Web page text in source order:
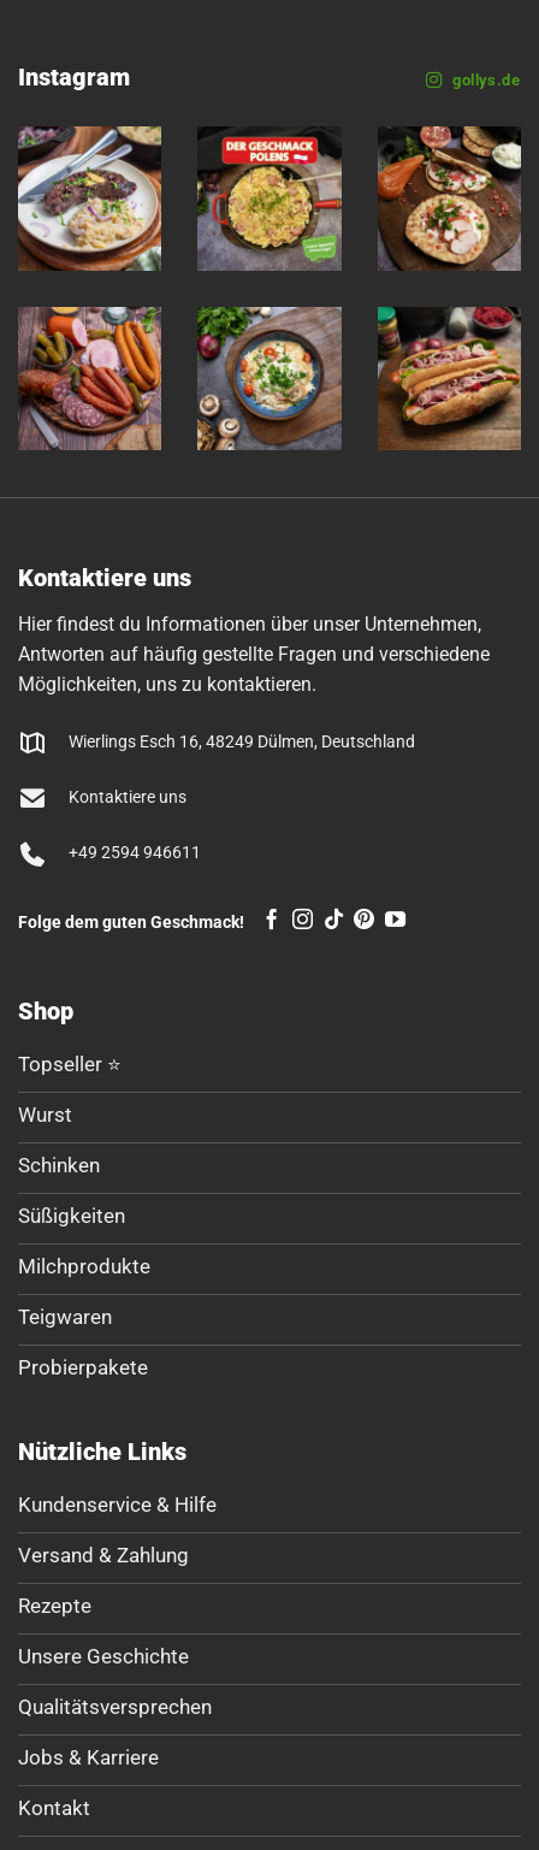
Instagram gollys.de
Kontaktiere uns
Hier findest du Informationen über unser Unternehmen,
Antworten auf häufig gestellte Fragen und verschiedene
Möglichkeiten, uns zu kontaktieren.
Wierlings Esch 16, 48249 Dülmen, Deutschland
Kontaktiere uns
+49 2594 946611
Folge dem guten Geschmack!
Shop
Topseller ⭐
Wurst
Schinken
Süßigkeiten
Milchprodukte
Teigwaren
Probierpakete
Nützliche Links
Kundenservice & Hilfe
Versand & Zahlung
Rezepte
Unsere Geschichte
Qualitätsversprechen
Jobs & Karriere
Kontakt